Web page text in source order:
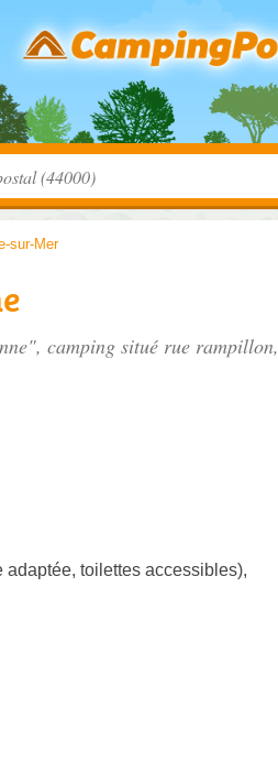
sur-Mer
camping situé rue rampillon,
adaptée, toilettes accessibles),